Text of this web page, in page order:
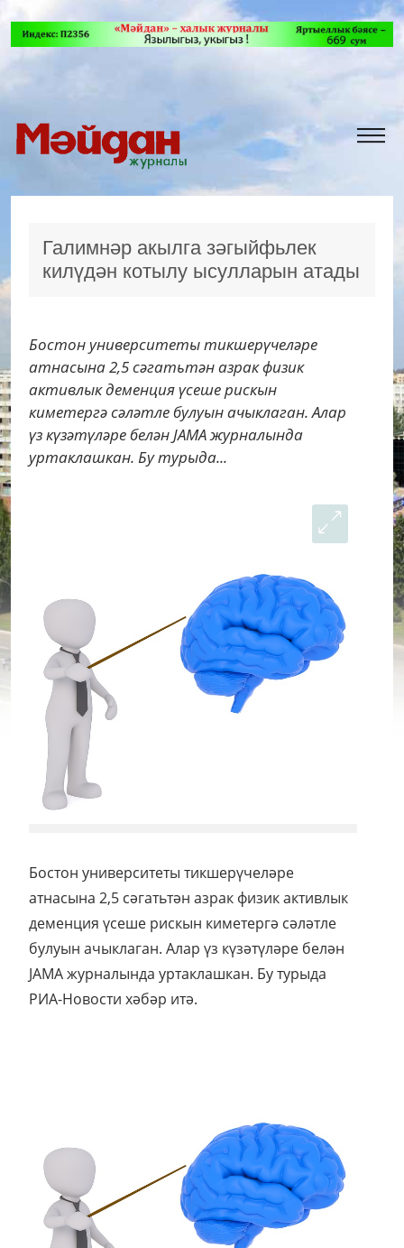
Галимнәр акылга зәгыйфьлек
килүдән котылу ысулларын атады
Бостон университеты тикшерүчеләре
атнасына 2,5 сәгатьтән азрак физик
активлык деменция үсеше рискын
киметергә сәләтле булуын ачыклаган. Алар
үз күзәтүләре белән JAMA журналында
уртаклашкан. Бу турыда...
Бостон университеты тикшерүчеләре
атнасына 2,5 сәгатьтән азрак физик активлык
деменция үсеше рискын киметергә сәләтле
булуын ачыклаган. Алар үз күзәтүләре белән
JAMA журналында уртаклашкан. Бу турыда
РИА-Новости хәбәр итә.